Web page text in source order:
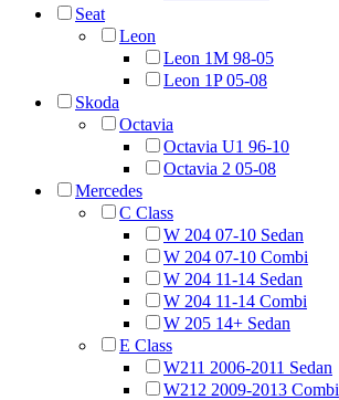
Seat
Leon
Leon 1M 98-05
Leon 1P 05-08
Skoda
Octavia
Octavia U1 96-10
Octavia 2 05-08
Mercedes
C Class
W 204 07-10 Sedan
W 204 07-10 Combi
W 204 11-14 Sedan
W 204 11-14 Combi
W 205 14+ Sedan
E Class
W211 2006-2011 Sedan
W212 2009-2013 Combi